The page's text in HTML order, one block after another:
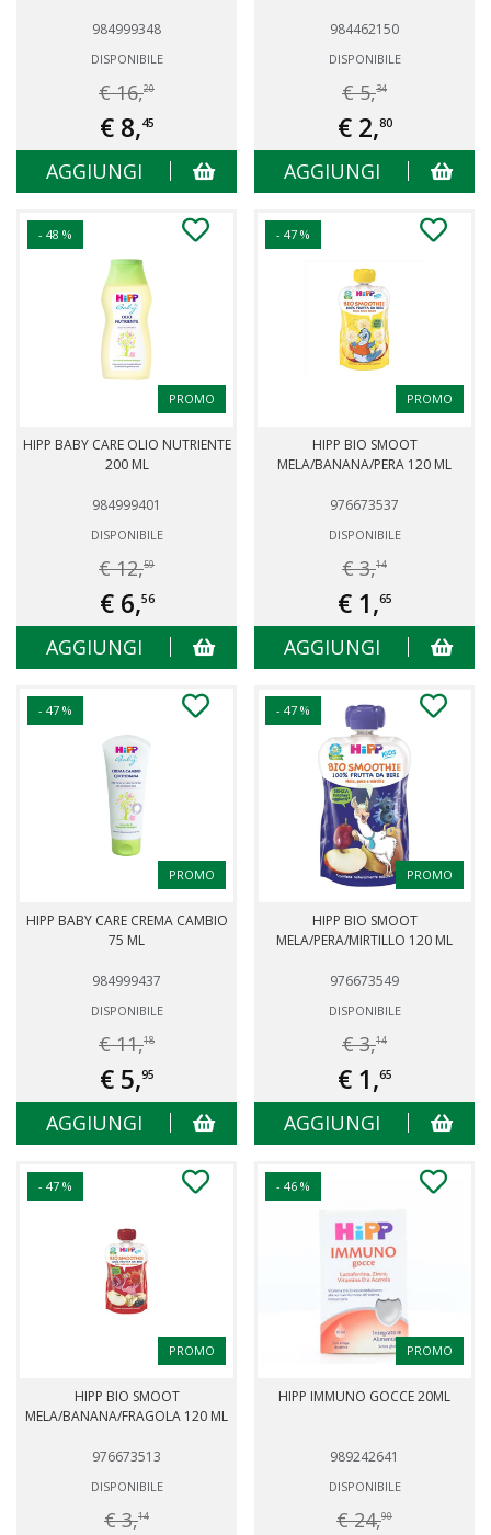
984999348
DISPONIBILE
€ 16,20
€ 8,45
AGGIUNGI
984462150
DISPONIBILE
€ 5,34
€ 2,80
AGGIUNGI
- 48 %
PROMO
HIPP BABY CARE OLIO NUTRIENTE
200 ML
984999401
DISPONIBILE
€ 12,59
€ 6,56
AGGIUNGI
- 47 %
PROMO
HIPP BIO SMOOT
MELA/BANANA/PERA 120 ML
976673537
DISPONIBILE
€ 3,14
€ 1,65
AGGIUNGI
- 47 %
PROMO
HIPP BABY CARE CREMA CAMBIO
75 ML
984999437
DISPONIBILE
€ 11,18
€ 5,95
AGGIUNGI
- 47 %
PROMO
HIPP BIO SMOOT
MELA/PERA/MIRTILLO 120 ML
976673549
DISPONIBILE
€ 3,14
€ 1,65
AGGIUNGI
- 47 %
PROMO
HIPP BIO SMOOT
MELA/BANANA/FRAGOLA 120 ML
976673513
DISPONIBILE
€ 3,14
- 46 %
PROMO
HIPP IMMUNO GOCCE 20ML
989242641
DISPONIBILE
€ 24,90